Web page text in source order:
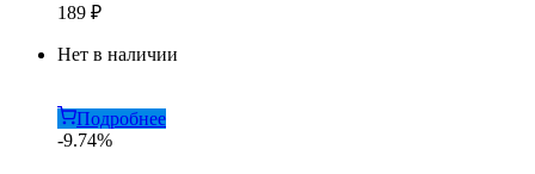
189 ₽
Нет в наличии
Подробнее
-9.74%